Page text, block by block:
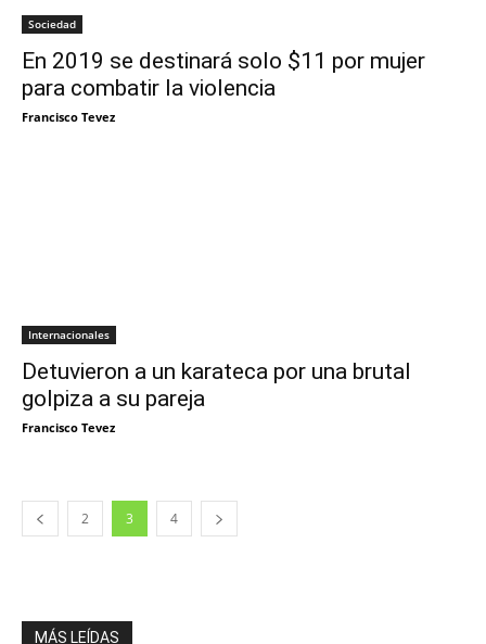
Sociedad
En 2019 se destinará solo $11 por mujer
para combatir la violencia
Francisco Tevez
Internacionales
Detuvieron a un karateca por una brutal
golpiza a su pareja
Francisco Tevez
2 3 4
MÁS LEÍDAS